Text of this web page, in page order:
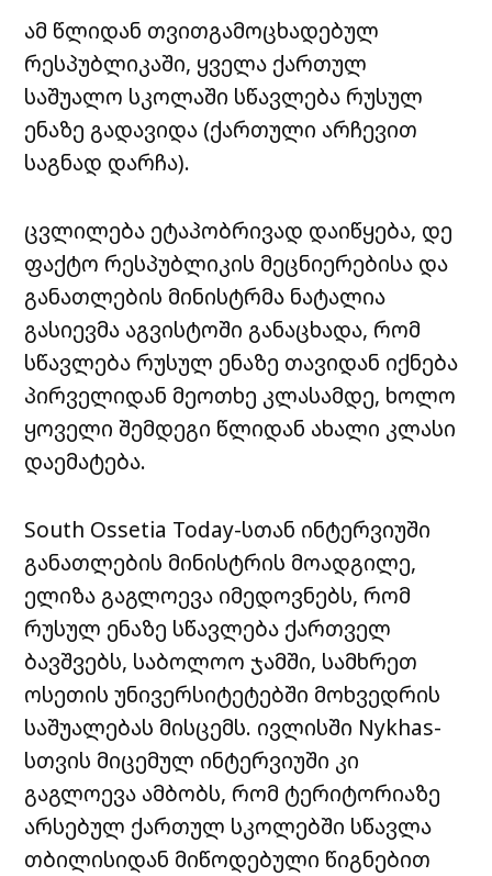
ამ წლიდან თვითგამოცხადებულ
რესპუბლიკაში, ყველა ქართულ
საშუალო სკოლაში სწავლება რუსულ
ენაზე გადავიდა (ქართული არჩევით
საგნად დარჩა).
ცვლილება ეტაპობრივად დაიწყება, დე
ფაქტო რესპუბლიკის მეცნიერებისა და
განათლების მინისტრმა ნატალია
გასიევმა აგვისტოში განაცხადა, რომ
სწავლება რუსულ ენაზე თავიდან იქნება
პირველიდან მეოთხე კლასამდე, ხოლო
ყოველი შემდეგი წლიდან ახალი კლასი
დაემატება.
South Ossetia Today-სთან ინტერვიუში
განათლების მინისტრის მოადგილე,
ელიზა გაგლოევა იმედოვნებს, რომ
რუსულ ენაზე სწავლება ქართველ
ბავშვებს, საბოლოო ჯამში, სამხრეთ
ოსეთის უნივერსიტეტებში მოხვედრის
საშუალებას მისცემს. ივლისში Nykhas-
სთვის მიცემულ ინტერვიუში კი
გაგლოევა ამბობს, რომ ტერიტორიაზე
არსებულ ქართულ სკოლებში სწავლა
თბილისიდან მიწოდებული წიგნებით